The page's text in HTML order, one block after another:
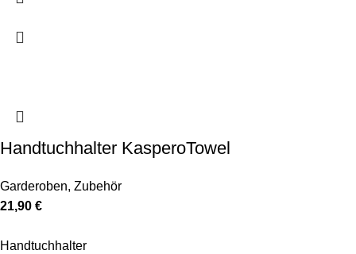
Handtuchhalter KasperoTowel
Garderoben, Zubehör
21,90 €
Handtuchhalter